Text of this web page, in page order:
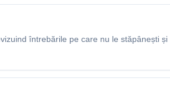
întrebările pe care nu le stăpânești